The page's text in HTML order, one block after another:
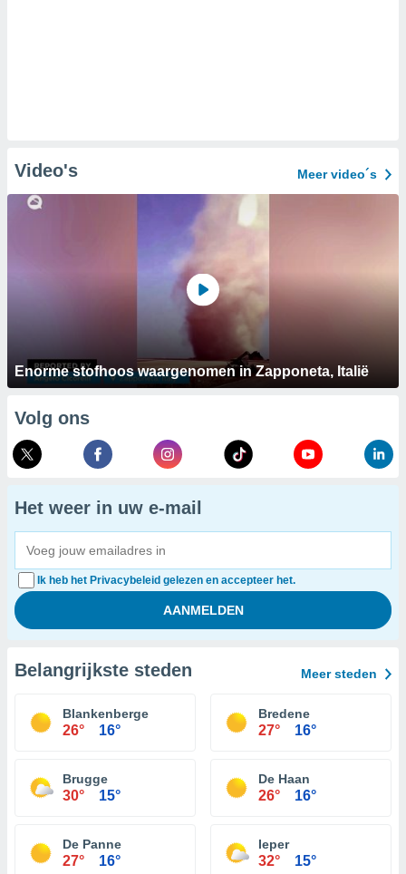
Video's Meer video´s
Enorme stofhoos waargenomen in Zapponeta, Italië
Volg ons
Het weer in uw e-mail
Ik heb het Privacybeleid gelezen en accepteer het.
Belangrijkste steden Meer steden
Blankenberge
26° 16°
Bredene
27° 16°
Brugge
30° 15°
De Haan
26° 16°
De Panne
27° 16°
Ieper
32° 15°